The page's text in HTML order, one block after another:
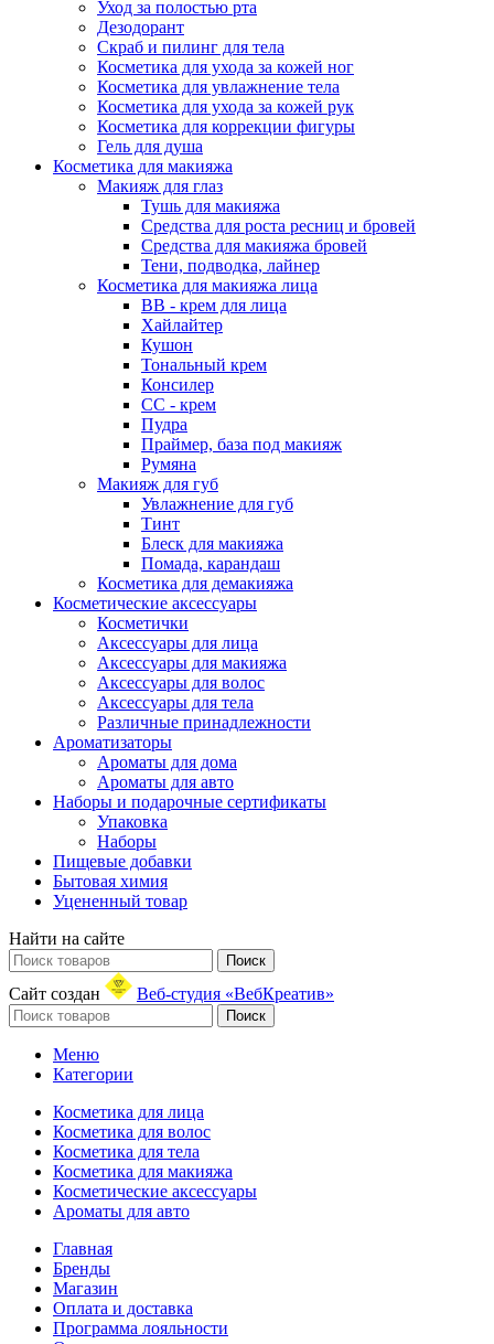
Уход за полостью рта
Дезодорант
Скраб и пилинг для тела
Косметика для ухода за кожей ног
Косметика для увлажнение тела
Косметика для ухода за кожей рук
Косметика для коррекции фигуры
Гель для душа
Косметика для макияжа
Макияж для глаз
Тушь для макияжа
Средства для роста ресниц и бровей
Средства для макияжа бровей
Тени, подводка, лайнер
Косметика для макияжа лица
ВВ - крем для лица
Хайлайтер
Кушон
Тональный крем
Консилер
СС - крем
Пудра
Праймер, база под макияж
Румяна
Макияж для губ
Увлажнение для губ
Тинт
Блеск для макияжа
Помада, карандаш
Косметика для демакияжа
Косметические аксессуары
Косметички
Аксессуары для лица
Аксессуары для макияжа
Аксессуары для волос
Аксессуары для тела
Различные принадлежности
Ароматизаторы
Ароматы для дома
Ароматы для авто
Наборы и подарочные сертификаты
Упаковка
Наборы
Пищевые добавки
Бытовая химия
Уцененный товар
Найти на сайте
Поиск
Сайт создан Веб-студия «ВебКреатив»
Поиск
Меню
Категории
Косметика для лица
Косметика для волос
Косметика для тела
Косметика для макияжа
Косметические аксессуары
Ароматы для авто
Главная
Бренды
Магазин
Оплата и доставка
Программа лояльности